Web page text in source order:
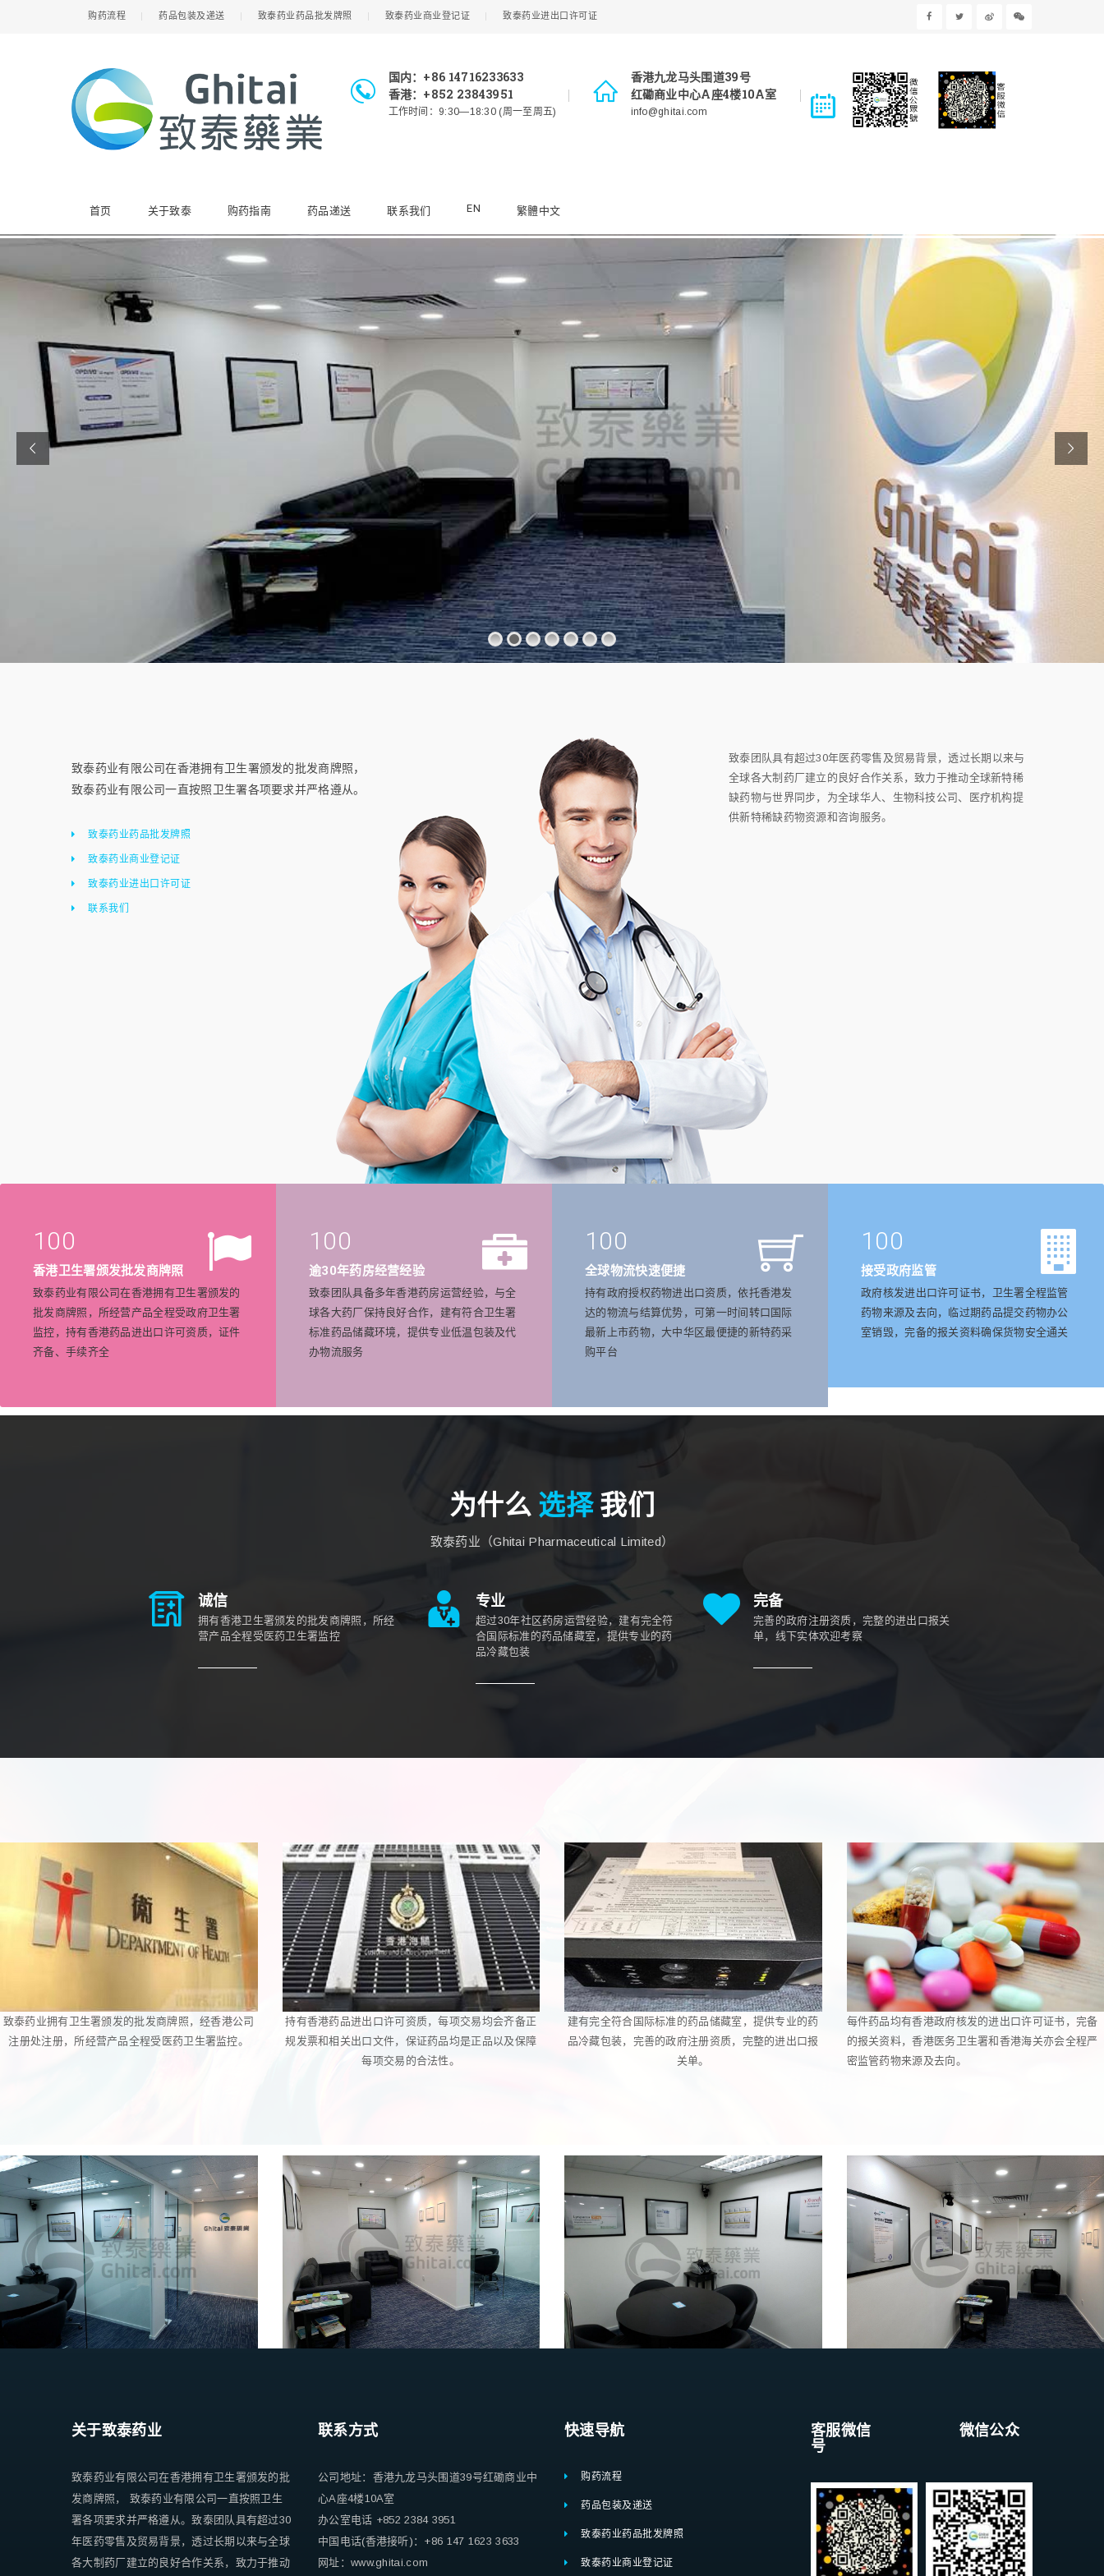
购药流程 药品包装及递送 致泰药业药品批发牌照 致泰药业商业登记证 致泰药业进出口许可证
国内：+86 14716233633
香港：+852 23843951
工作时间：9:30—18:30 (周一至周五)
香港九龙马头围道39号
红磡商业中心A座4楼10A室
info@ghitai.com
首页 关于致泰 购药指南 药品递送 联系我们 EN 繁體中文
致泰药业有限公司在香港拥有卫生署颁发的批发商牌照，
致泰药业有限公司一直按照卫生署各项要求并严格遵从。
致泰药业药品批发牌照
致泰药业商业登记证
致泰药业进出口许可证
联系我们
致泰团队具有超过30年医药零售及贸易背景，透过长期以来与
全球各大制药厂建立的良好合作关系，致力于推动全球新特稀
缺药物与世界同步，为全球华人、生物科技公司、医疗机构提
供新特稀缺药物资源和咨询服务。
100
香港卫生署颁发批发商牌照
致泰药业有限公司在香港拥有卫生署颁发的
批发商牌照，所经营产品全程受政府卫生署
监控，持有香港药品进出口许可资质，证件
齐备、手续齐全
100
逾30年药房经营经验
致泰团队具备多年香港药房运营经验，与全
球各大药厂保持良好合作，建有符合卫生署
标准药品储藏环境，提供专业低温包装及代
办物流服务
100
全球物流快速便捷
持有政府授权药物进出口资质，依托香港发
达的物流与结算优势，可第一时间转口国际
最新上市药物，大中华区最便捷的新特药采
购平台
100
接受政府监管
政府核发进出口许可证书，卫生署全程监管
药物来源及去向，临过期药品提交药物办公
室销毁，完备的报关资料确保货物安全通关
为什么 选择我们
致泰药业（Ghitai Pharmaceutical Limited）
诚信
拥有香港卫生署颁发的批发商牌照，所经
营产品全程受医药卫生署监控
专业
超过30年社区药房运营经验，建有完全符
合国际标准的药品储藏室，提供专业的药
品冷藏包装
完备
完善的政府注册资质，完整的进出口报关
单，线下实体欢迎考察
致泰药业拥有卫生署颁发的批发商牌照，经香港公司
注册处注册，所经营产品全程受医药卫生署监控。
持有香港药品进出口许可资质，每项交易均会齐备正
规发票和相关出口文件，保证药品均是正品以及保障
每项交易的合法性。
建有完全符合国际标准的药品储藏室，提供专业的药
品冷藏包装，完善的政府注册资质，完整的进出口报
关单。
每件药品均有香港政府核发的进出口许可证书，完备
的报关资料，香港医务卫生署和香港海关亦会全程严
密监管药物来源及去向。
关于致泰药业
致泰药业有限公司在香港拥有卫生署颁发的批
发商牌照， 致泰药业有限公司一直按照卫生
署各项要求并严格遵从。致泰团队具有超过30
年医药零售及贸易背景，透过长期以来与全球
各大制药厂建立的良好合作关系，致力于推动
联系方式
公司地址：香港九龙马头围道39号红磡商业中
心A座4楼10A室
办公室电话 +852 2384 3951
中国电话(香港接听)：+86 147 1623 3633
网址：www.ghitai.com
快速导航
购药流程
药品包装及递送
致泰药业药品批发牌照
致泰药业商业登记证
客服微信 微信公众
号